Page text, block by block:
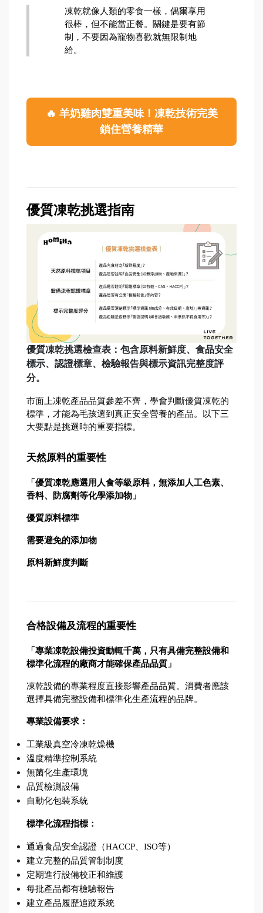
凍乾就像人類的零食一樣，偶爾享用
很棒，但不能當正餐。關鍵是要有節
制，不要因為寵物喜歡就無限制地
給。
🔥 羊奶雞肉雙重美味！凍乾技術完美
鎖住營養精華
優質凍乾挑選指南
優質凍乾挑選檢查表：包含原料新鮮度、食品安全
標示、認證標章、檢驗報告與標示資訊完整度評
分。
市面上凍乾產品品質參差不齊，學會判斷優質凍乾的
標準，才能為毛孩選到真正安全營養的產品。以下三
大要點是挑選時的重要指標。
天然原料的重要性
「優質凍乾應選用人食等級原料，無添加人工色素、
香料、防腐劑等化學添加物」
優質原料標準
需要避免的添加物
原料新鮮度判斷
合格設備及流程的重要性
「專業凍乾設備投資動輒千萬，只有具備完整設備和
標準化流程的廠商才能確保產品品質」
凍乾設備的專業程度直接影響產品品質。消費者應該
選擇具備完整設備和標準化生產流程的品牌。
專業設備要求：
工業級真空冷凍乾燥機
溫度精準控制系統
無菌化生產環境
品質檢測設備
自動化包裝系統
標準化流程指標：
通過食品安全認證（HACCP、ISO等）
建立完整的品質管制制度
定期進行設備校正和維護
每批產品都有檢驗報告
建立產品履歷追蹤系統